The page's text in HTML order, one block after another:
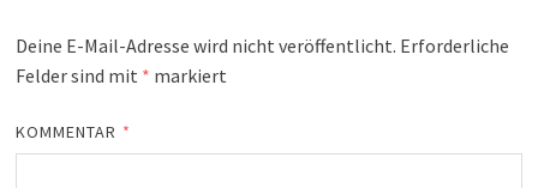
Deine E-Mail-Adresse wird nicht veröffentlicht. Erforderliche
Felder sind mit * markiert
KOMMENTAR *